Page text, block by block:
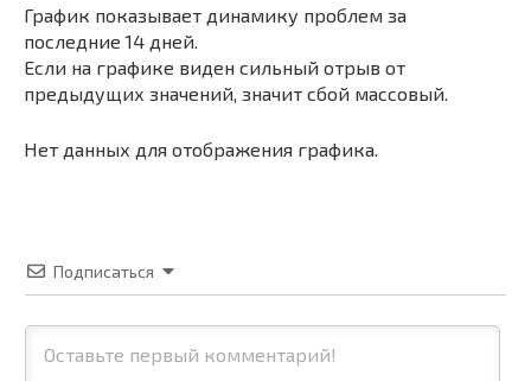
График показывает динамику проблем за
последние 14 дней.
Если на графике виден сильный отрыв от
предыдущих значений, значит сбой массовый.
Нет данных для отображения графика.
Подписаться